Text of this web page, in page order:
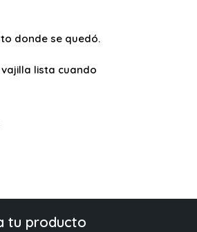
donde se quedó.
lista cuando
tu producto